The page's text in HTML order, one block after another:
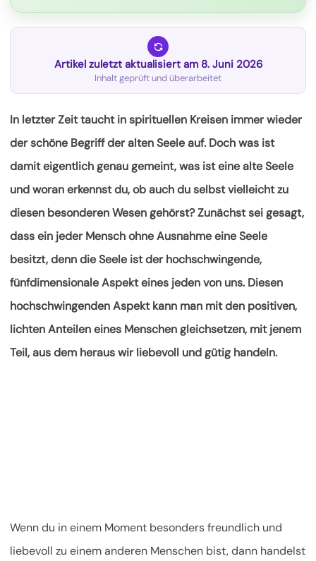
Artikel zuletzt aktualisiert am 8. Juni 2026
Inhalt geprüft und überarbeitet
In letzter Zeit taucht in spirituellen Kreisen immer wieder
der schöne Begriff der alten Seele auf. Doch was ist
damit eigentlich genau gemeint, was ist eine alte Seele
und woran erkennst du, ob auch du selbst vielleicht zu
diesen besonderen Wesen gehörst? Zunächst sei gesagt,
dass ein jeder Mensch ohne Ausnahme eineSeele
besitzt, denn die Seele ist der hochschwingende,
fünfdimensionale Aspekt eines jeden von uns. Diesen
hochschwingenden Aspekt kann man mit den positiven,
lichten Anteilen eines Menschen gleichsetzen, mit jenem
Teil, aus dem heraus wir liebevoll und gütig handeln.
Wenn du in einem Moment besonders freundlich und
liebevoll zu einem anderen Menschen bist, dann handelst